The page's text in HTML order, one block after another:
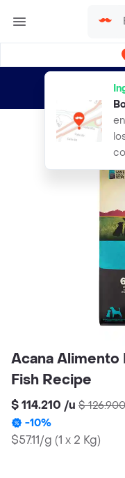
envíos
Acana Alimento
Fish Recipe
$ 114.210 /u $ 126.900
-10%
$57.11/g (1 x 2 Kg)